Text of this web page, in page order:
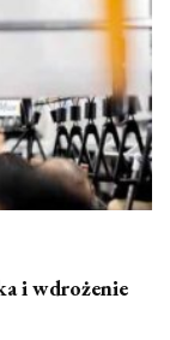
i wdrożenie